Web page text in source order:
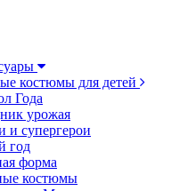
костюмы для детей
Года
урожая
и супергерои
год
форма
костюмы